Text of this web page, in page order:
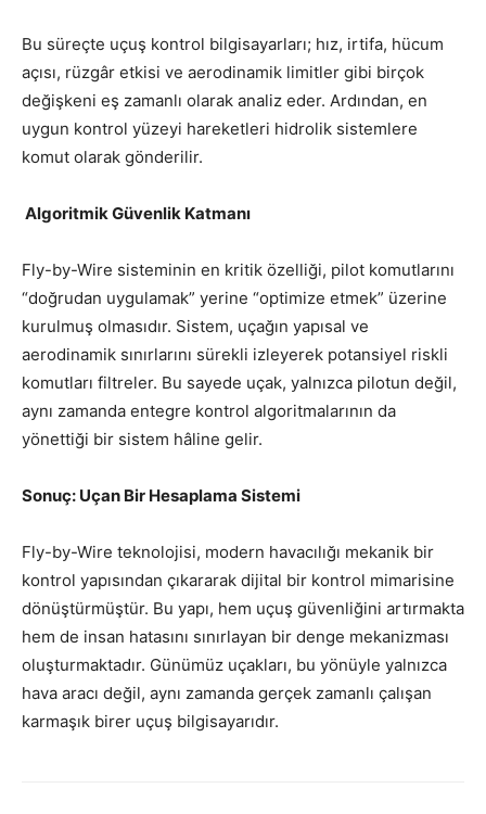
Bu süreçte uçuş kontrol bilgisayarları; hız, irtifa, hücum
açısı, rüzgâr etkisi ve aerodinamik limitler gibi birçok
değişkeni eş zamanlı olarak analiz eder. Ardından, en
uygun kontrol yüzeyi hareketleri hidrolik sistemlere
komut olarak gönderilir.
Algoritmik Güvenlik Katmanı
Fly-by-Wire sisteminin en kritik özelliği, pilot komutlarını
“doğrudan uygulamak” yerine “optimize etmek” üzerine
kurulmuş olmasıdır. Sistem, uçağın yapısal ve
aerodinamik sınırlarını sürekli izleyerek potansiyel riskli
komutları filtreler. Bu sayede uçak, yalnızca pilotun değil,
aynı zamanda entegre kontrol algoritmalarının da
yönettiği bir sistem hâline gelir.
Sonuç: Uçan Bir Hesaplama Sistemi
Fly-by-Wire teknolojisi, modern havacılığı mekanik bir
kontrol yapısından çıkararak dijital bir kontrol mimarisine
dönüştürmüştür. Bu yapı, hem uçuş güvenliğini artırmakta
hem de insan hatasını sınırlayan bir denge mekanizması
oluşturmaktadır. Günümüz uçakları, bu yönüyle yalnızca
hava aracı değil, aynı zamanda gerçek zamanlı çalışan
karmaşık birer uçuş bilgisayarıdır.